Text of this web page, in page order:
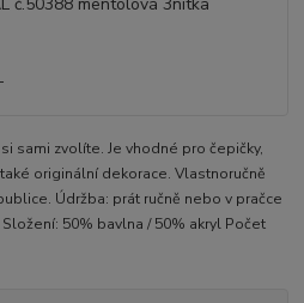
sami zvolíte. Je vhodné pro čepičky,
také originální dekorace. Vlastnoručně
Údržba: prát ručně nebo v pračce
50% bavlna / 50% akryl Počet